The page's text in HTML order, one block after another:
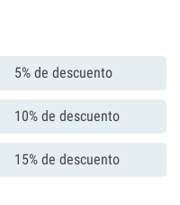
5% de descuento
10% de descuento
15% de descuento